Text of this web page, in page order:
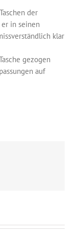
der
in seinen
klar
gezogen
auf